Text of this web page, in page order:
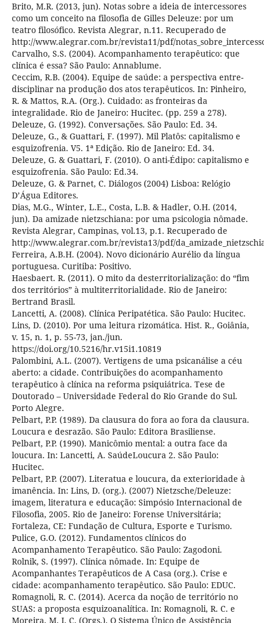
Brito, M.R. (2013, jun). Notas sobre a ideia de intercessores
como um conceito na filosofia de Gilles Deleuze: por um
teatro filosófico. Revista Alegrar, n.11. Recuperado de
http://www.alegrar.com.br/revista11/pdf/
Carvalho, S.S. (2004). Acompanhamento terapêutico: que
clínica é essa? São Paulo: Annablume.
Ceccim, R.B. (2004). Equipe de saúde: a perspectiva entre-
disciplinar na produção dos atos terapêuticos. In: Pinheiro,
R. & Mattos, R.A. (Org.). Cuidado: as fronteiras da
integralidade. Rio de Janeiro: Hucitec. (pp. 259 a 278).
Deleuze, G. (1992). Conversações. São Paulo: Ed. 34.
Deleuze, G., & Guattari, F. (1997). Mil Platôs: capitalismo e
esquizofrenia. V5. 1ª Edição. Rio de Janeiro: Ed. 34.
Deleuze, G. & Guattari, F. (2010). O anti-Édipo: capitalismo e
esquizofrenia. São Paulo: Ed.34.
Deleuze, G. & Parnet, C. Diálogos (2004) Lisboa: Relógio
D’Água Editores.
Dias, M.G., Winter, L.E., Costa, L.B. & Hadler, O.H. (2014,
jun). Da amizade nietzschiana: por uma psicologia nômade.
Revista Alegrar, Campinas, vol.13, p.1. Recuperado de
http://www.alegrar.com.br/revista13/pdf/
Ferreira, A.B.H. (2004). Novo dicionário Aurélio da língua
portuguesa. Curitiba: Positivo.
Haesbaert. R. (2011). O mito da desterritorialização: do “fim
dos territórios” à multiterritorialidade. Rio de Janeiro:
Bertrand Brasil.
Lancetti, A. (2008). Clínica Peripatética. São Paulo: Hucitec.
Lins, D. (2010). Por uma leitura rizomática. Hist. R., Goiânia,
v. 15, n. 1, p. 55-73, jan./jun.
https://doi.org/10.5216/hr.v15i1.10819
Palombini, A.L. (2007). Vertigens de uma psicanálise a céu
aberto: a cidade. Contribuições do acompanhamento
terapêutico à clínica na reforma psiquiátrica. Tese de
Doutorado – Universidade Federal do Rio Grande do Sul.
Porto Alegre.
Pelbart, P.P. (1989). Da clausura do fora ao fora da clausura.
Loucura e desrazão. São Paulo: Editora Brasiliense.
Pelbart, P.P. (1990). Manicômio mental: a outra face da
loucura. In: Lancetti, A. SaúdeLoucura 2. São Paulo:
Hucitec.
Pelbart, P.P. (2007). Literatua e loucura, da exterioridade à
imanência. In: Lins, D. (org.). (2007) Nietzsche/Deleuze:
imagem, literatura e educação: Simpósio Internacional de
Filosofia, 2005. Rio de Janeiro: Forense Universitária;
Fortaleza, CE: Fundação de Cultura, Esporte e Turismo.
Pulice, G.O. (2012). Fundamentos clínicos do
Acompanhamento Terapêutico. São Paulo: Zagodoni.
Rolnik, S. (1997). Clínica nômade. In: Equipe de
Acompanhantes Terapêuticos de A Casa (org.). Crise e
cidade: acompanhamento terapêutico. São Paulo: EDUC.
Romagnoli, R. C. (2014). Acerca da noção de território no
SUAS: a proposta esquizoanalítica. In: Romagnoli, R. C. e
Moreira, M. I. C. (Orgs.). O Sistema Único de Assistência